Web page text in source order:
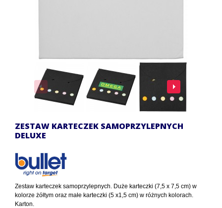
ZESTAW KARTECZEK SAMOPRZYLEPNYCH
DELUXE
Zestaw karteczek samoprzylepnych. Duże karteczki (7,5 x 7,5 cm) w
kolorze żółtym oraz małe karteczki (5 x1,5 cm) w różnych kolorach.
Karton.